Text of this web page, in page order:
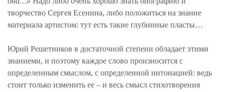
творчество Сергея Есенина, либо положиться на знание
материала артистом: тут есть такие глубинные пласты…
Юрий Решетников в достаточной степени обладает этими
знаниеми, и поэтому каждое слово произносится с
определенным смыслом, с определенной интонацией: ведь
стоит только изменить ее – и весь смысл стихотворения